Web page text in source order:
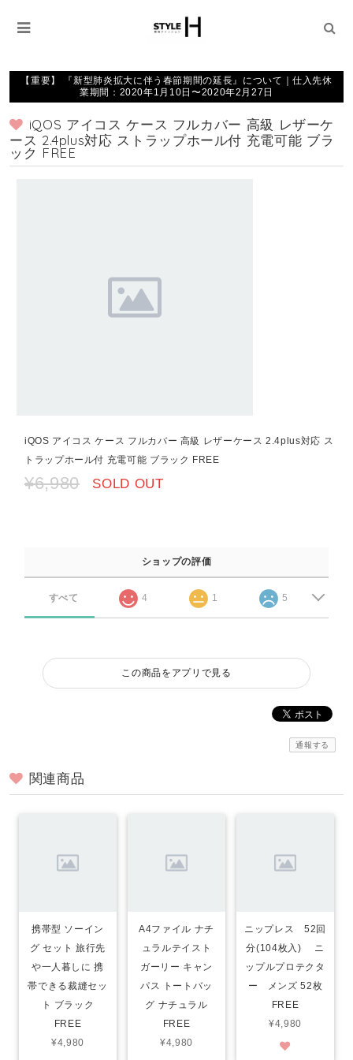
【重要】 『新型肺炎拡大に伴う春節期間の延長』について｜仕入先休
業期間：2020年1月10日〜2020年2月27日
iQOS アイコス ケース フルカバー 高級 レザーケ
ース 2.4plus対応 ストラップホール付 充電可能 ブラ
ック FREE
iQOS アイコス ケース フルカバー 高級 レザーケース 2.4plus対応 ス
トラップホール付 充電可能 ブラック FREE
¥6,980 SOLD OUT
ショップの評価
すべて 4 1 5
この商品をアプリで見る
通報する
関連商品
携帯型 ソーイン
グ セット 旅行先
や一人暮しに 携
帯できる裁縫セッ
ト ブラック
FREE
¥4,980
A4ファイル ナチ
ュラルテイスト
ガーリー キャン
パス トートバッ
グ ナチュラル
FREE
¥4,980
ニップレス 52回
分(104枚入) ニ
ップルプロテクタ
ー メンズ 52枚
FREE
¥4,980